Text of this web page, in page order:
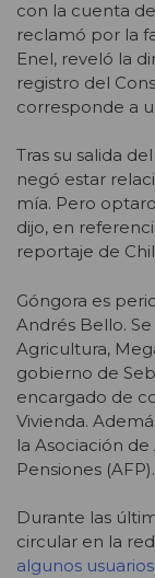
con la cuenta
reclamó por la
Enel, reveló la
registro del
corresponde a
Tras su salida
negó estar
mía. Pero
dijo, en
reportaje de
Góngora es
Andrés Bello.
Agricultura,
gobierno de
encargado de
Vivienda.
la Asociación
Pensiones (AFP).
Durante las
circular en la
algunos usuarios